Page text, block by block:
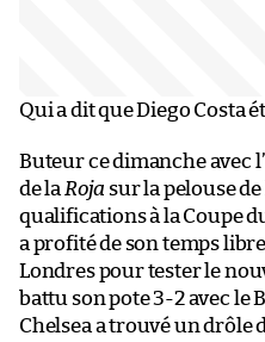
Qui a dit que Diego Costa
Buteur ce dimanche avec
de la Roja sur la pelouse
qualifications à la Coupe
a profité de son temps
Londres pour tester le
battu son pote 3-2 avec le
Chelsea a trouvé un drôle